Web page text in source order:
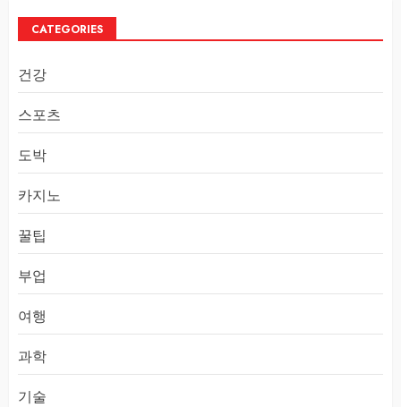
CATEGORIES
건강
스포츠
도박
카지노
꿀팁
부업
여행
과학
기술